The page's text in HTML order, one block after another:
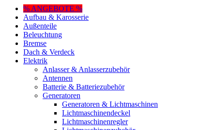
% ANGEBOTE %
Aufbau & Karosserie
Außenteile
Beleuchtung
Bremse
Dach & Verdeck
Elektrik
Anlasser & Anlasserzubehör
Antennen
Batterie & Batteriezubehör
Generatoren
Generatoren & Lichtmaschinen
Lichtmaschinendeckel
Lichtmaschinenregler